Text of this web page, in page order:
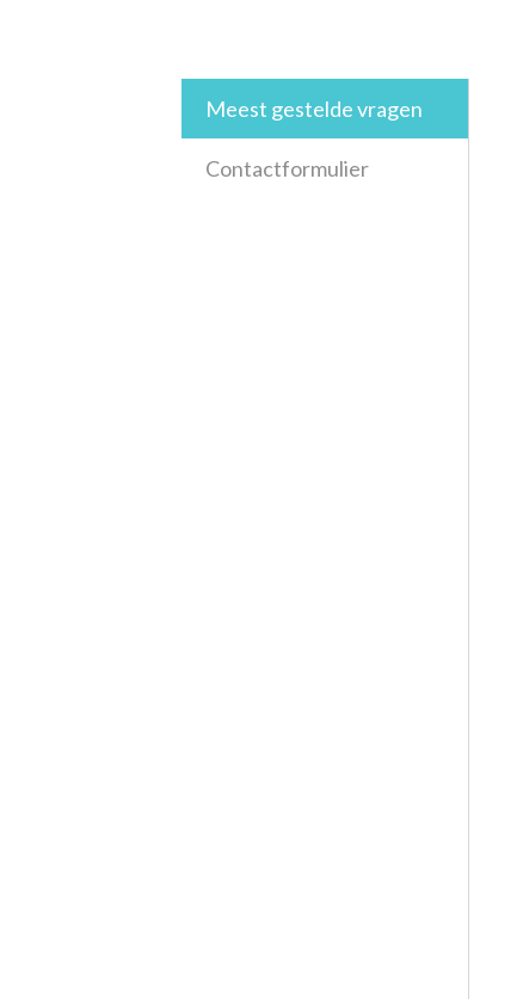
Meest gestelde vragen
Contactformulier